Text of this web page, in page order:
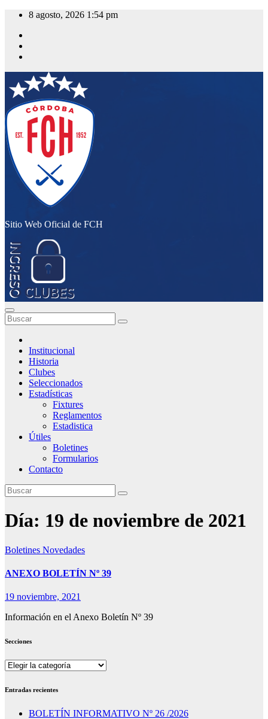
Saltar
contenido
8 agosto, 2026 1:54 pm
Sitio Web Oficial de FCH
Institucional
Historia
Clubes
Seleccionados
Estadísticas
Fixtures
Reglamentos
Estadistica
Útiles
Boletines
Formularios
Contacto
Día: 19 de noviembre de 2021
Boletines Novedades
ANEXO BOLETÍN Nº 39
19 noviembre, 2021
Información en el Anexo Boletín Nº 39
Secciones
Secciones
Entradas recientes
BOLETÍN INFORMATIVO Nº 26 /2026